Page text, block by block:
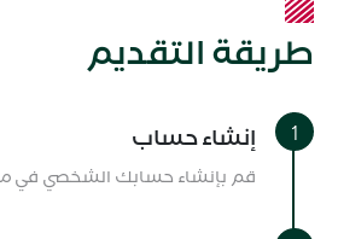
طريقة التقديم
إنشاء حساب
قم بإنشاء حسابك الشخصي في